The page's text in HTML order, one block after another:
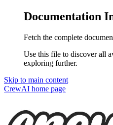
Documentation
Fetch the complete
Use this file to discover all
exploring further.
Skip to main content
CrewAI home page